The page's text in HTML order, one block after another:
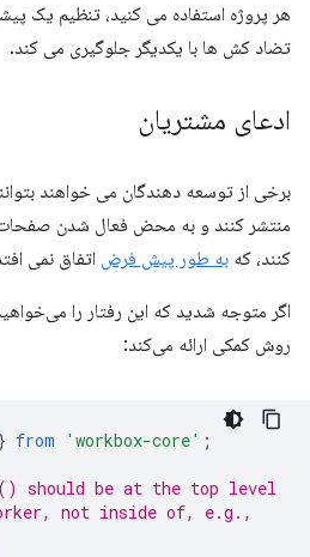
هر پروژه استفاده می کنید، تنظیم یک
تضاد کش ها با یکدیگر جلوگیری می کند.
ادعای مشتریان
برخی از توسعه دهندگان می خواهند
منتشر کنند و به محض فعال شدن صفحات
کنند، که به طور پیش فرض اتفاق نمی
اگر متوجه شدید که این رفتار را
روش کمکی ارائه می‌کند:
} from 'workbox-core' ;
should be at the top level
not inside of, e.g.,